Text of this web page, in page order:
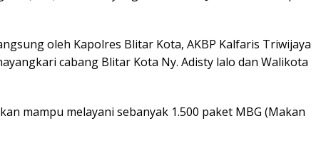
oleh Kapolres Blitar Kota, AKBP Kalfaris Triwijaya
cabang Blitar Kota Ny. Adisty lalo dan Walikota
mampu melayani sebanyak 1.500 paket MBG (Makan